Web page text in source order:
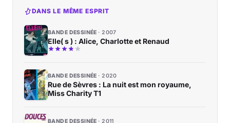
DANS LE MÊME ESPRIT
BANDE DESSINÉE 2007
Elle( s ) : Alice, Charlotte et Renaud
BANDE DESSINÉE 2020
Rue de Sèvres : La nuit est mon royaume,
Miss Charity T1
BANDE DESSINÉE 2011